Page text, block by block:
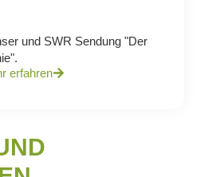
und SWR Sendung "Der
erfahren